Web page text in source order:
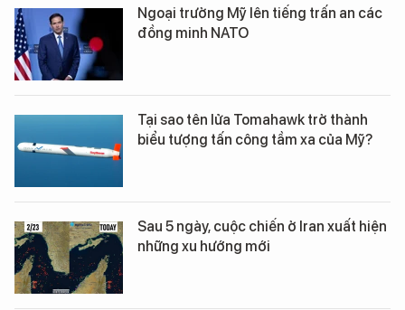
Ngoại trưởng Mỹ lên tiếng trấn an các
đồng minh NATO
Tại sao tên lửa Tomahawk trở thành
biểu tượng tấn công tầm xa của Mỹ?
Sau 5 ngày, cuộc chiến ở Iran xuất hiện
những xu hướng mới